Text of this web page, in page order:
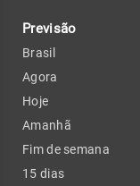
Previsão
Brasil
Agora
Hoje
Amanhã
Fim de semana
15 dias